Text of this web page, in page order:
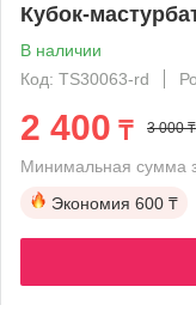
Кубок-
В наличии
Код: TS30063-rd
2 400 ₸ 3 000 ₸
Минимальная сумма
Экономия 600 ₸